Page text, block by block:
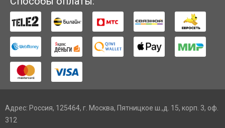
Адрес: Россия, 125464, г. Москва, Пятницкое ш.,д. 15, корп. 3, оф.
312